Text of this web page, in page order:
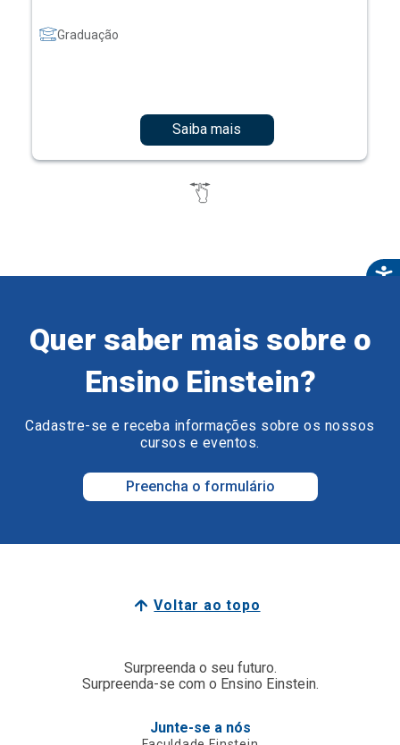
Graduação
Saiba mais
Quer saber mais sobre o
Ensino Einstein?
Cadastre-se e receba informações sobre os nossos
cursos e eventos.
Preencha o formulário
Voltar ao topo
Surpreenda o seu futuro.
Surpreenda-se com o Ensino Einstein.
Junte-se a nós